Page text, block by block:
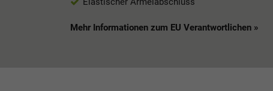
Mehr Informationen zum EU Verantwortlichen »